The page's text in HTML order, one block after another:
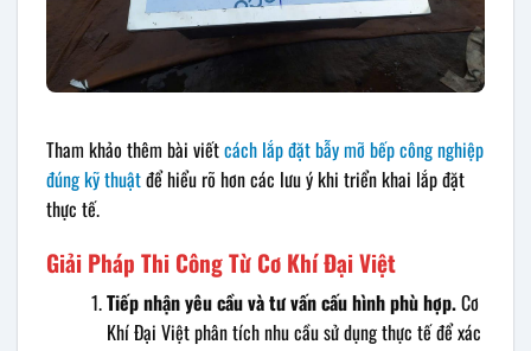
Tham khảo thêm bài viếtcách lắp đặt bẫy mỡ bếp công nghiệp
đúng kỹ thuậtđể hiểu rõ hơn các lưu ý khi triển khai lắp đặt
thực tế.
Giải Pháp Thi Công Từ Cơ Khí Đại Việt
Tiếp nhận yêu cầu và tư vấn cấu hình phù hợp.Cơ
Khí Đại Việt phân tích nhu cầu sử dụng thực tế để xác